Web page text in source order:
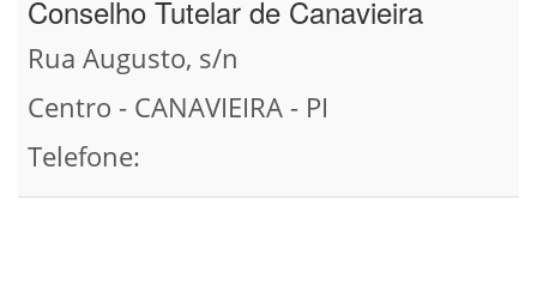
Conselho Tutelar de Canavieira
Rua Augusto, s/n
Centro - CANAVIEIRA - PI
Telefone: